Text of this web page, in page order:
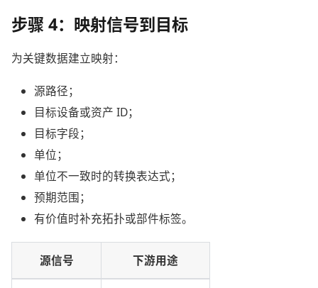
步骤 4：映射信号到目标
为关键数据建立映射：
源路径；
目标设备或资产 ID；
目标字段；
单位；
单位不一致时的转换表达式；
预期范围；
有价值时补充拓扑或部件标签。
源信号 下游用途